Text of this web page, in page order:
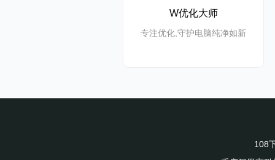
W优化大师
专注优化,守护电脑纯净如新
108